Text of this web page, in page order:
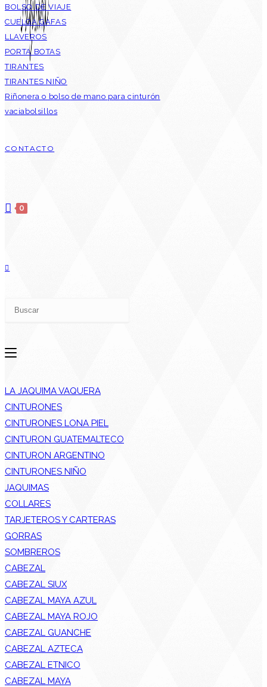
BOLSO DE VIAJE
CUELGA GAFAS
LLAVEROS
PORTA BOTAS
TIRANTES
TIRANTES NIÑO
Riñonera o bolso de mano para cinturón
vaciabolsillos
CONTACTO
0
ALTERNAR
DE
LA
WEB
LA JAQUIMA VAQUERA
CINTURONES
CINTURONES LONA PIEL
CINTURON GUATEMALTECO
CINTURON ARGENTINO
CINTURONES NIÑO
JAQUIMAS
COLLARES
TARJETEROS Y CARTERAS
GORRAS
SOMBREROS
CABEZAL
CABEZAL SIUX
CABEZAL MAYA AZUL
CABEZAL MAYA ROJO
CABEZAL GUANCHE
CABEZAL AZTECA
CABEZAL ETNICO
CABEZAL MAYA